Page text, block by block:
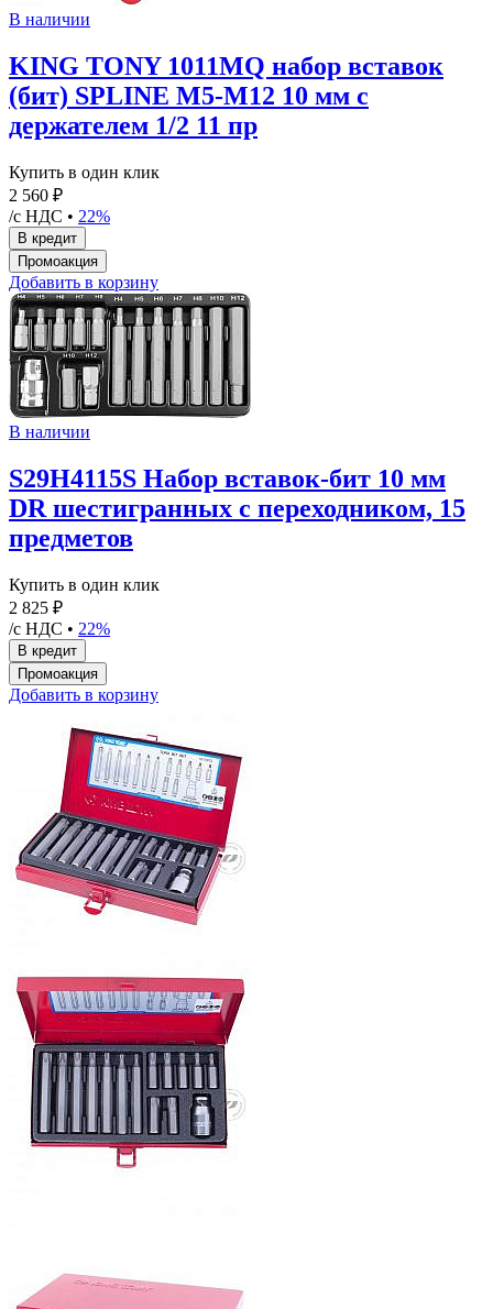
В наличии
KING TONY 1011MQ набор вставок
(бит) SPLINE М5-М12 10 мм с
держателем 1/2 11 пр
Купить в один клик
2 560 ₽
/с НДС • 22%
Добавить в корзину
В наличии
S29H4115S Набор вставок-бит 10 мм
DR шестигранных с переходником, 15
предметов
Купить в один клик
2 825 ₽
/с НДС • 22%
Добавить в корзину